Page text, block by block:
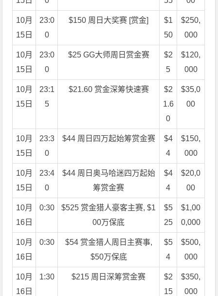
10月
15日
23:0
0
$150 周日大奖赛 [赏金]
$1
50
$250,
000
10月
15日
23:0
0
$25 GG大师周日赏金赛
$2
5
$120,
000
10月
15日
23:1
5
$21.60 赏金深筹快速赛
$2
1.6
0
$35,0
00
10月
15日
23:3
0
$44 周日四万起始筹赏金赛
$4
4
$150,
000
10月
15日
23:4
0
$44 周日奥马哈迷四万起始
筹赏金赛
$4
4
$20,0
00
10月
16日
0:30
$525 赏金猎人豪客主赛, $1
00万保底
$5
25
$1,00
0,000
10月
16日
0:30
$54 赏金猎人周日主赛事,
$50万保底
$5
4
$500,
000
10月
16日
1:30 $215 周日深筹赏金赛
$2
15
$350,
000